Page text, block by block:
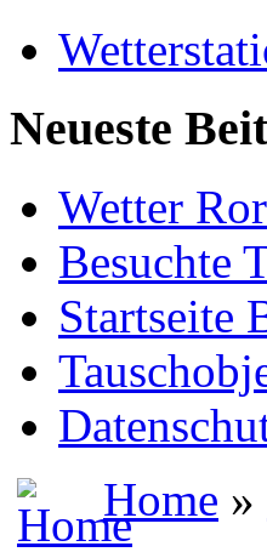
Neueste
Wetter
Besuchte
Startseite
Home »